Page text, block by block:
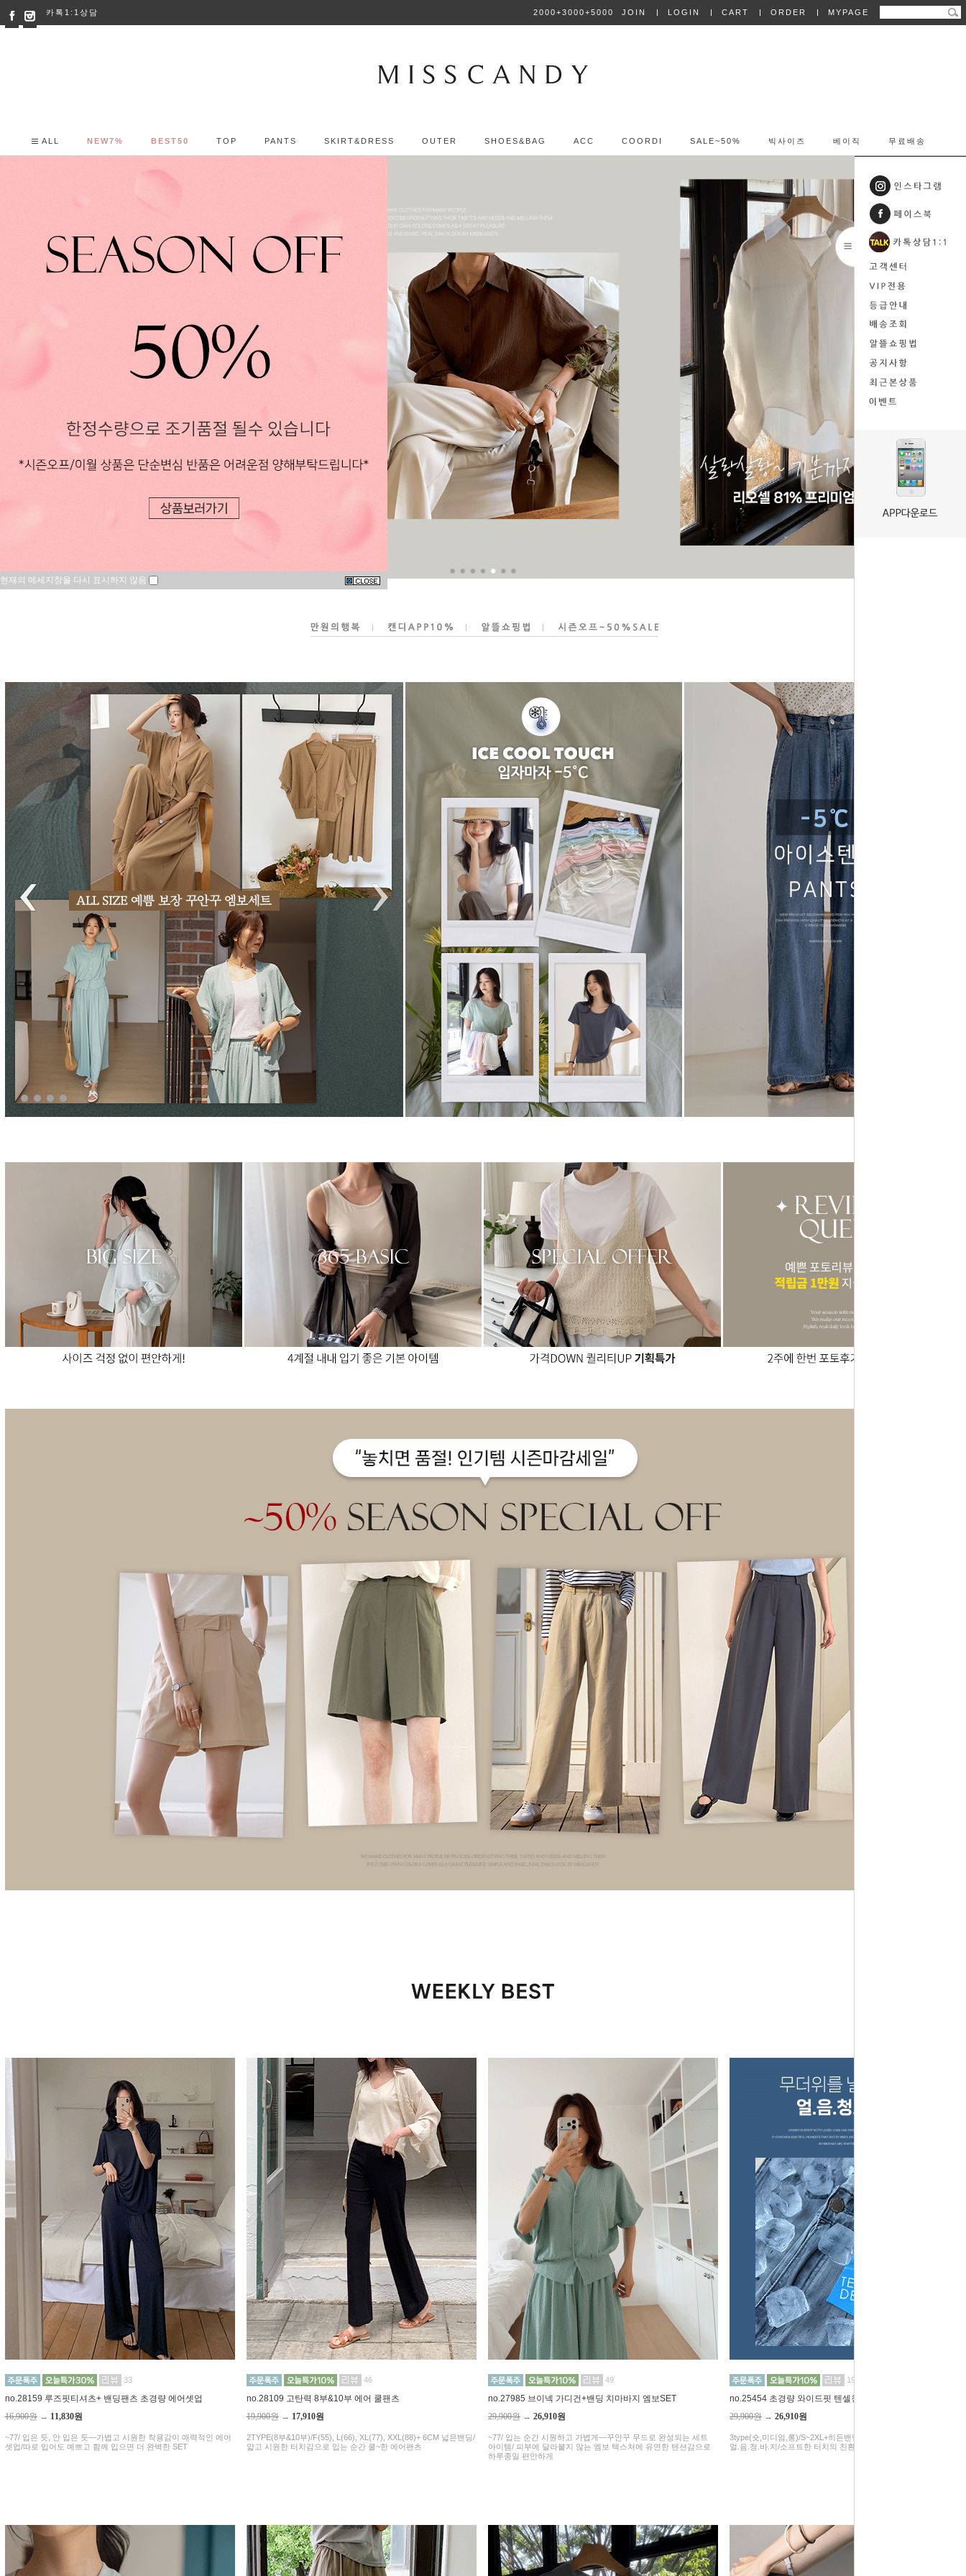
카톡1:1상담 2000+3000+5000 JOIN LOGIN CART ORDER MYPAGE
ALL NEW7% BEST50 TOP PANTS SKIRT&DRESS OUTER SHOES&BAG ACC COORDI SALE~50% 빅사이즈 베이직 무료배송
33
no.28159 루즈핏티셔츠+ 밴딩팬츠 초경량 에어셋업
16,900원 → 11,830원
~77/ 입은 듯, 안 입은 듯—가볍고 시원한 착용감이 매력적인 에어
셋업/따로 입어도 예쁘고 함께 입으면 더 완벽한 SET
46
no.28109 고탄력 8부&10부 에어 쿨팬츠
19,900원 → 17,910원
2TYPE(8부&10부)/F(55), L(66), XL(77), XXL(88)+ 6CM 넓은밴딩/
얇고 시원한 터치감으로 입는 순간 쿨~한 에어팬츠
49
no.27985 브이넥 가디건+밴딩 치마바지 엠보SET
29,900원 → 26,910원
~77/ 입는 순간 시원하고 가볍게—꾸안꾸 무드로 완성되는 세트
아이템/ 피부에 달라붙지 않는 엠보 텍스처에 유연한 텐션감으로
하루종일 편안하게
193
no.25454 초경량 와이드핏 텐셀청바지(숏,미디엄,롱)
29,900원 → 26,910원
3type(숏,미디엄,롱)/S~2XL+히든밴딩/역대금 무더위를 날려버릴
얼.음.청.바.지/소프트한 터치의 친환경 천연소재
현재의 메세지창을 다시 표시하지 않음